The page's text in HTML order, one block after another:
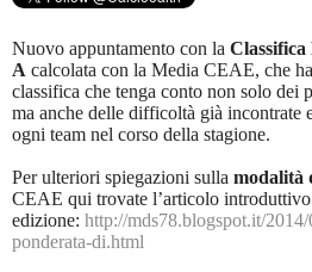
Nuovo appuntamento con la Classifica
A calcolata con la Media CEAE, che
classifica che tenga conto non solo dei
ma anche delle difficoltà già incontrate
ogni team nel corso della stagione.
Per ulteriori spiegazioni sulla modalità
CEAE qui trovate l’articolo
edizione: http://mds78.blogspot.it/
ponderata-di.html